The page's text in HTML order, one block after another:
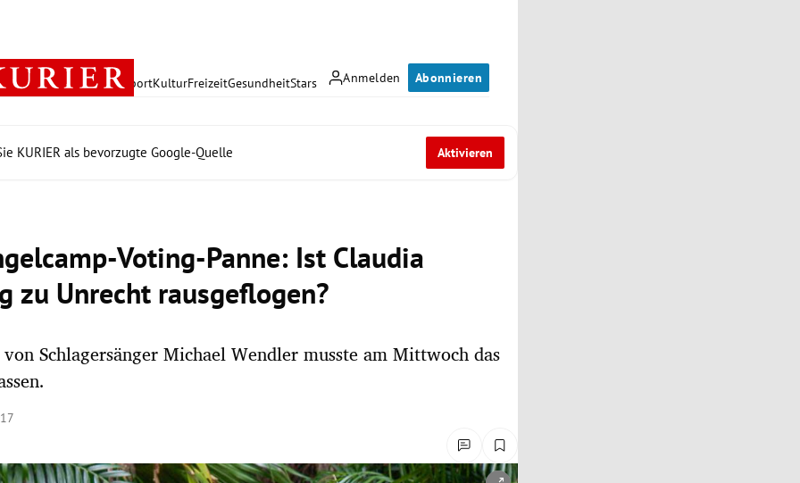
Anmelden Abonnieren
PolitikWirtschaft SportKulturFreizeitGesundheitStars
KURIER als bevorzugte Google-Quelle Aktivieren
Voting-Panne: Ist Claudia
zu Unrecht rausgeflogen?
Schlagersänger Michael Wendler musste am Mittwoch das